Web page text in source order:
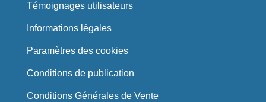
Témoignages utilisateurs
Informations légales
Paramètres des cookies
Conditions de publication
Conditions Générales de Vente